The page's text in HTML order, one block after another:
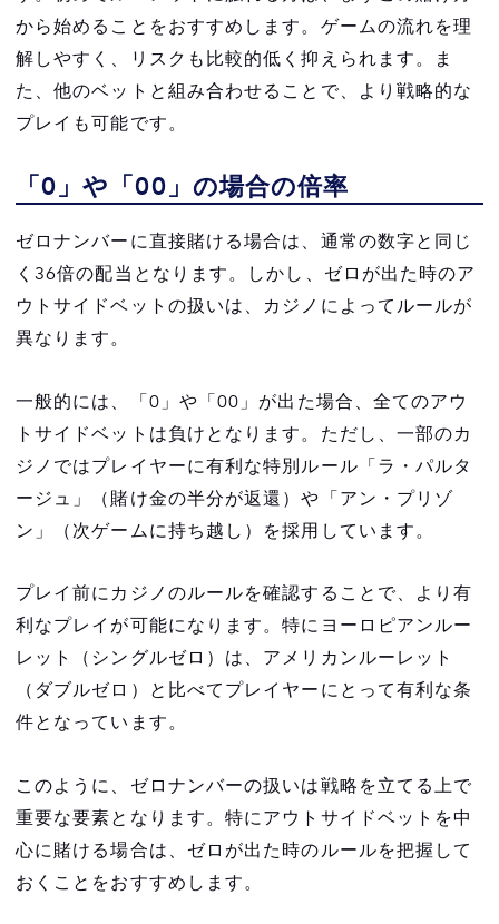
から始めることをおすすめします。ゲームの流れを理
解しやすく、リスクも比較的低く抑えられます。ま
た、他のベットと組み合わせることで、より戦略的な
プレイも可能です。
「0」や「00」の場合の倍率
ゼロナンバーに直接賭ける場合は、通常の数字と同じ
く36倍の配当となります。しかし、ゼロが出た時のア
ウトサイドベットの扱いは、カジノによってルールが
異なります。
一般的には、「0」や「00」が出た場合、全てのアウ
トサイドベットは負けとなります。ただし、一部のカ
ジノではプレイヤーに有利な特別ルール「ラ・パルタ
ージュ」（賭け金の半分が返還）や「アン・プリゾ
ン」（次ゲームに持ち越し）を採用しています。
プレイ前にカジノのルールを確認することで、より有
利なプレイが可能になります。特にヨーロピアンルー
レット（シングルゼロ）は、アメリカンルーレット
（ダブルゼロ）と比べてプレイヤーにとって有利な条
件となっています。
このように、ゼロナンバーの扱いは戦略を立てる上で
重要な要素となります。特にアウトサイドベットを中
心に賭ける場合は、ゼロが出た時のルールを把握して
おくことをおすすめします。